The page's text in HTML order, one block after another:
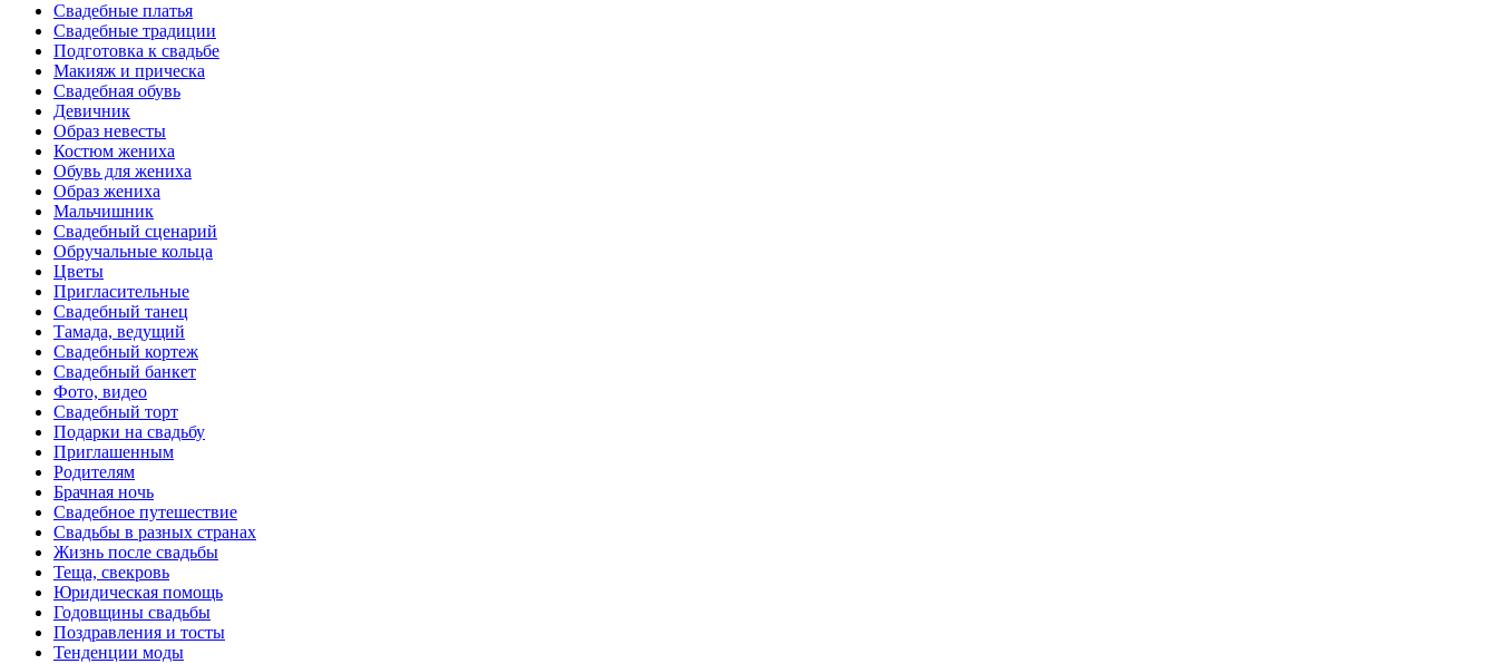
Свадебные платья
Свадебные традиции
Подготовка к свадьбе
Макияж и прическа
Свадебная обувь
Девичник
Образ невесты
Костюм жениха
Обувь для жениха
Образ жениха
Мальчишник
Свадебный сценарий
Обручальные кольца
Цветы
Пригласительные
Свадебный танец
Тамада, ведущий
Свадебный кортеж
Свадебный банкет
Фото, видео
Свадебный торт
Подарки на свадьбу
Приглашенным
Родителям
Брачная ночь
Свадебное путешествие
Свадьбы в разных странах
Жизнь после свадьбы
Теща, свекровь
Юридическая помощь
Годовщины свадьбы
Поздравления и тосты
Тенденции моды